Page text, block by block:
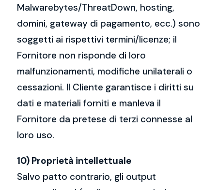
Malwarebytes/ThreatDown, hosting,
domini, gateway di pagamento, ecc.) sono
soggetti ai rispettivi termini/licenze; il
Fornitore non risponde di loro
malfunzionamenti, modifiche unilaterali o
cessazioni. Il Cliente garantisce i diritti su
dati e materiali forniti e manleva il
Fornitore da pretese di terzi connesse al
loro uso.
10) Proprietà intellettuale
Salvo patto contrario, gli output